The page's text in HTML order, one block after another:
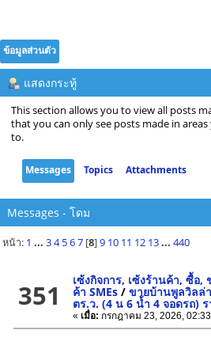
ข้อมูลส่วนตัว
แสดงกระทู้
This section allows you to view all posts
that you can only see posts made in
to.
Messages Topics Attachments
Messages - โดม
หน้า: 1 ... 3 4 5 6 7[8]9 10 11 12 13 ... 440
351 เซ้งกิจการ, เซ้งร้านค้า, ซื้อ,
ค้า SMEs /ขายบ้านพูลวิลล่
ตร.ว. (4 น 6 น้ำ 4 จอดรถ)
« เมื่อ: กรกฎาคม 23, 2026,